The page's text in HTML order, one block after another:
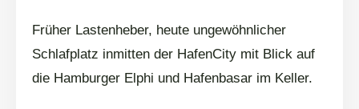
Früher Lastenheber, heute ungewöhnlicher
Schlafplatz inmitten der HafenCity mit Blick auf
die Hamburger Elphi und Hafenbasar im Keller.